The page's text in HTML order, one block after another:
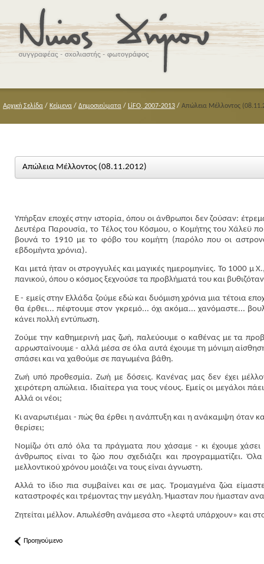
Αρχική Σελίδα / Κείμενα / Δημοσιεύματα / LiFO, 2007-2013 / Απώλεια Μέλλοντος
Απώλεια Μέλλοντος (08.11.2012)
Υπήρξαν εποχές στην ιστορία, όπου οι άνθρωποι δεν ζούσαν:
Δευτέρα Παρουσία, το Τέλος του Κόσμου, ο Κομήτης του Χάλεϋ
βουνά το 1910 με το φόβο του κομήτη (παρόλο που οι
εβδομήντα χρόνια).
Και μετά ήταν οι στρογγυλές και μαγικές ημερομηνίες. Το 1000
πανικού, όπου ο κόσμος ξεχνούσε τα προβλήματά του και
Ε - εμείς στην Ελλάδα ζούμε εδώ και δυόμιση χρόνια μια τέτοια
θα έρθει... πέφτουμε στον γκρεμό... όχι ακόμα... χανόμαστε...
κάνει πολλή εντύπωση.
Ζούμε την καθημερινή μας ζωή, παλεύουμε ο καθένας με τα
αρρωσταίνουμε - αλλά μέσα σε όλα αυτά έχουμε τη μόνιμη
σπάσει και να χαθούμε σε παγωμένα βάθη.
Ζωή υπό προθεσμία. Ζωή με δόσεις. Κανένας μας δεν έχει
χειρότερη απώλεια. Ιδιαίτερα για τους νέους. Εμείς οι μεγάλοι
Αλλά οι νέοι;
Κι αναρωτιέμαι - πώς θα έρθει η ανάπτυξη και η ανάκαμψη όταν
θερίσει;
Νομίζω ότι από όλα τα πράγματα που χάσαμε - κι έχουμε
άνθρωπος είναι το ζώο που σχεδιάζει και προγραμματίζει.
μελλοντικού χρόνου μοιάζει να τους είναι άγνωστη.
Αλλά το ίδιο πια συμβαίνει και σε μας. Τρομαγμένα ζώα
καταστροφές και τρέμοντας την μεγάλη. Ήμασταν που ήμασταν
Ζητείται μέλλον. Απωλέσθη ανάμεσα στο «λεφτά υπάρχουν» και
Προηγούμενο